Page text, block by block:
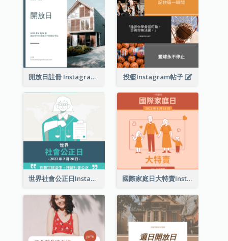
開放日註冊 Instagram 帖子 投籃Instagram帖子
世界社會公正日Instagram帖子 國際家庭日大特賣Instagram帖子